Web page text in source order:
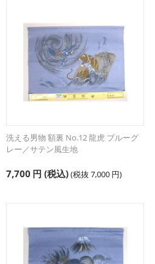
洗える男物 額裏 No.12 龍虎 ブルーグ
レー／サテン風生地
7,700 円 (税込)(税抜7,000 円)